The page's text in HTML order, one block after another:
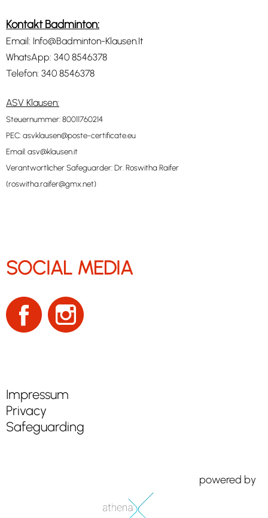
Kontakt Badminton:
Email: Info@Badminton-Klausen.It
WhatsApp: 340 8546378
Telefon: 340 8546378
ASV Klausen:
Steuernummer: 80011760214
PEC:asvklausen@poste-certificate.eu
Email:asv@klausen.it
Verantwortlicher Safeguarder: Dr. Roswitha Raifer
(roswitha.raifer@gmx.net)
SOCIAL MEDIA
Impressum
Privacy
Safeguarding
powered by